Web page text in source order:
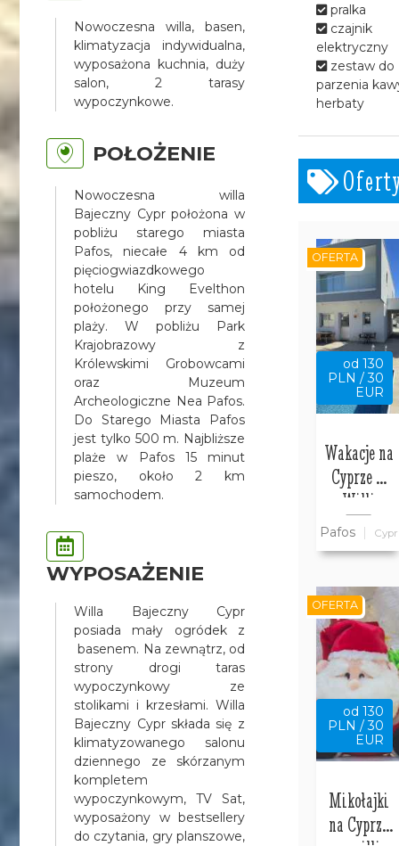
Nowoczesna willa, basen,
klimatyzacja indywidualna,
wyposażona kuchnia, duży
salon, 2 tarasy
wypoczynkowe.
POŁOŻENIE
Nowoczesna willa
Bajeczny Cypr położona w
pobliżu starego miasta
Pafos, niecałe 4 km od
pięciogwiazdkowego
hotelu King Evelthon
położonego przy samej
plaży. W pobliżu Park
Krajobrazowy z
Królewskimi Grobowcami
oraz Muzeum
Archeologiczne Nea Pafos.
Do Starego Miasta Pafos
jest tylko 500 m. Najbliższe
plaże w Pafos 15 minut
pieszo, około 2 km
samochodem.
WYPOSAŻENIE
Willa Bajeczny Cypr
posiada mały ogródek z
basenem. Na zewnątrz, od
strony drogi taras
wypoczynkowy ze
stolikami i krzesłami. Willa
Bajeczny Cypr składa się z
klimatyzowanego salonu
dziennego ze skórzanym
kompletem
wypoczynkowym, TV Sat,
wyposażony w bestsellery
do czytania, gry planszowe,
pralka
czajnik
elektryczny
zestaw do
parzenia
herbaty
od 130
PLN / 30
EUR
Wakacje na
Cyprze w
Willi
Bajeczny
Cypr
Pafos Cypr
OFERTA
od 130
PLN / 30
EUR
Mikołajki
na Cyprze
OFERTA